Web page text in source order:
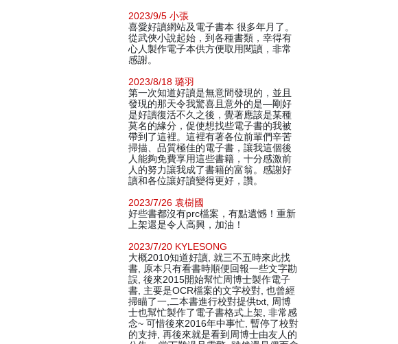
2023/9/5 小張
喜愛好讀網站及電子書本 很多年月了。
從武俠小說起始，到各種書類，幸得有
心人製作電子本供方便取用閱讀，非常
感謝。
2023/8/18 璐羽
第一次知道好讀是無意間發現的，並且
發現的那天令我驚喜且意外的是—剛好
是好讀復活不久之後，覺著應該是某種
莫名的緣分，促使想找些電子書的我被
帶到了這裡。這裡有著各位前輩們辛苦
掃描、品質極佳的電子書，讓我這個後
人能夠免費享用這些書籍，十分感激前
人的努力讓我成了書籍的富翁。感謝好
讀和各位讓好讀變得更好，讚。
2023/7/26 袁樹國
好些書都沒有prc檔案，有點遺憾！重新
上架還是令人高興，加油！
2023/7/20 KYLESONG
大概2010知道好讀, 就三不五時來此找
書, 原本只有看書時順便回報一些文字勘
誤, 後來2015開始幫忙周博士製作電子
書, 主要是OCR檔案的文字校對, 也曾經
掃瞄了一,二本書進行校對提供txt, 周博
士也幫忙製作了電子書格式上架, 非常感
念~ 可惜後來2016年中事忙, 暫停了校對
的支持, 再後來就是看到周博士由友人的